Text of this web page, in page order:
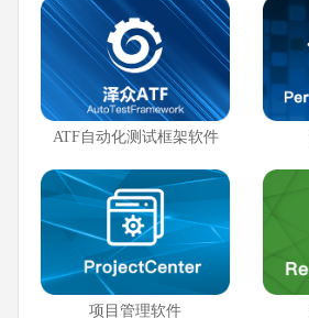
ATF自动化测试框架软件
项目管理软件